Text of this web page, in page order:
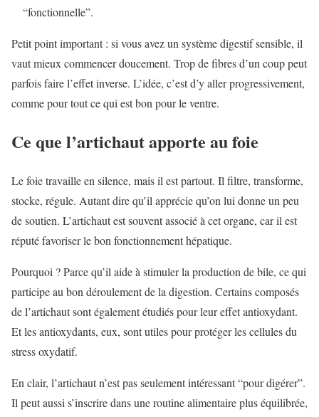
“fonctionnelle”.
Petit point important : si vous avez un système digestif sensible, il
vaut mieux commencer doucement. Trop de fibres d’un coup peut
parfois faire l’effet inverse. L’idée, c’est d’y aller progressivement,
comme pour tout ce qui est bon pour le ventre.
Ce que l’artichaut apporte au foie
Le foie travaille en silence, mais il est partout. Il filtre, transforme,
stocke, régule. Autant dire qu’il apprécie qu’on lui donne un peu
de soutien. L’artichaut est souvent associé à cet organe, car il est
réputé favoriser le bon fonctionnement hépatique.
Pourquoi ? Parce qu’il aide à stimuler la production de bile, ce qui
participe au bon déroulement de la digestion. Certains composés
de l’artichaut sont également étudiés pour leur effet antioxydant.
Et les antioxydants, eux, sont utiles pour protéger les cellules du
stress oxydatif.
En clair, l’artichaut n’est pas seulement intéressant “pour digérer”.
Il peut aussi s’inscrire dans une routine alimentaire plus équilibrée,